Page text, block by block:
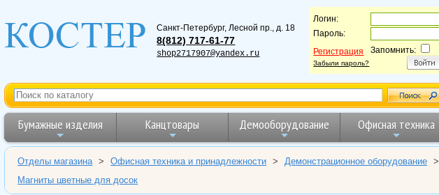
Санкт-Петербург, Лесной пр., д. 18
8(812) 717-61-77
shop2717907@yandex.ru
Логин:
Пароль:
Регистрация
Забыли пароль?
Запомнить:
Бумажные изделия Канцтовары Демооборудование Офисная техника
Отделы магазина > Офисная техника и принадлежности > Демонстрационное оборудование >
Магниты цветные для досок